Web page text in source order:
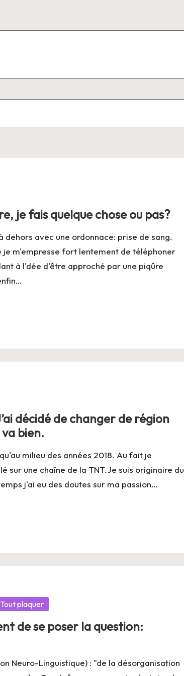
je fais quelque chose ou pas?
dehors avec une ordonnace: prise de sang.
m'empresse fort lentement de téléphoner
à l'dée d'être approché par une piqûre
décidé de changer de région
bien.
milieu des années 2018. Au fait je
sur une chaîne de la TNT.Je suis originaire du
j'ai eu des doutes sur ma passion…
Tout plaquer
de se poser la question:
Neuro-Linguistique) : "de la désorganisation